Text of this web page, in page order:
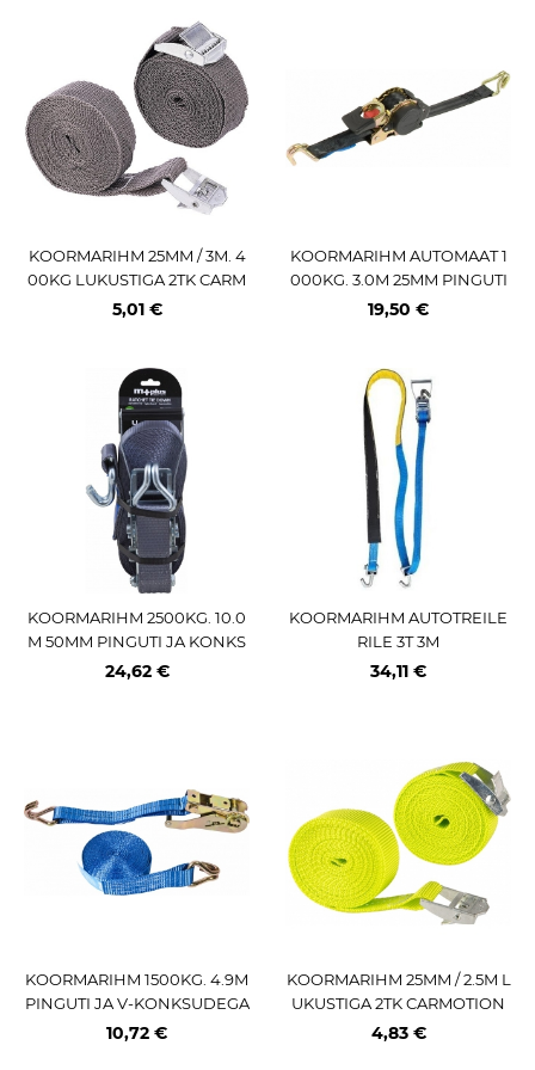
KOORMARIHM 25MM / 3M. 4
00KG LUKUSTIGA 2TK CARM
OTION
5,01 €
KOORMARIHM AUTOMAAT 1
000KG. 3.0M 25MM PINGUTI
JA KONKSUDEGA M+
19,50 €
KOORMARIHM 2500KG. 10.0
M 50MM PINGUTI JA KONKS
UDEGA M+
24,62 €
KOORMARIHM AUTOTREILE
RILE 3T 3M
34,11 €
KOORMARIHM 1500KG. 4.9M
PINGUTI JA V-KONKSUDEGA
M+
10,72 €
KOORMARIHM 25MM / 2.5M L
UKUSTIGA 2TK CARMOTION
4,83 €